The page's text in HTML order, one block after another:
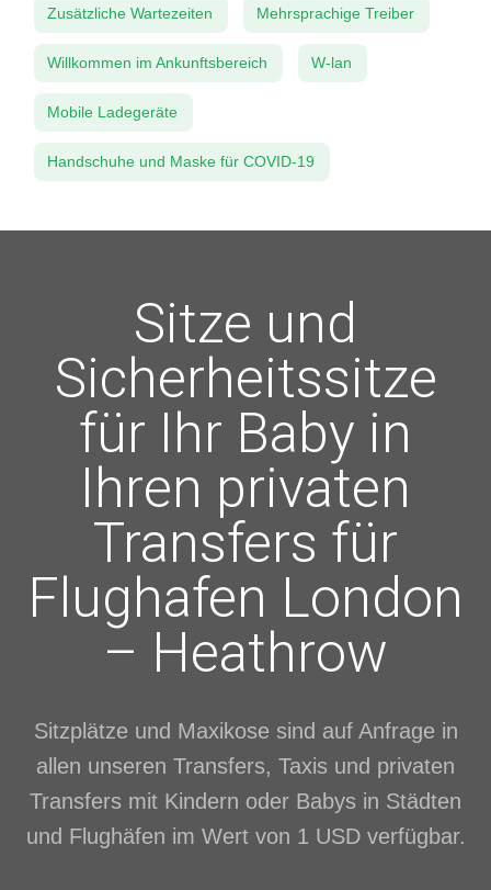
Zusätzliche Wartezeiten Mehrsprachige Treiber
Willkommen im Ankunftsbereich W-lan
Mobile Ladegeräte
Handschuhe und Maske für COVID-19
Sitze und
Sicherheitssitze
für Ihr Baby in
Ihren privaten
Transfers für
Flughafen London
– Heathrow
Sitzplätze und Maxikose sind auf Anfrage in
allen unseren Transfers, Taxis und privaten
Transfers mit Kindern oder Babys in Städten
und Flughäfen im Wert von 1 USD verfügbar.